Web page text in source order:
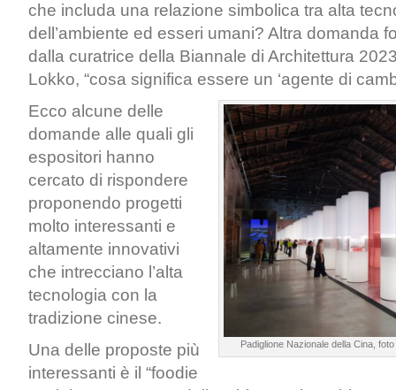
che includa una relazione simbolica tra alta
dell’ambiente ed esseri umani? Altra domanda
dalla curatrice della Biannale di Architettura
Lokko, “cosa significa essere un ‘agente di
Padiglione Nazionale della Cina,
Ecco alcune delle
domande alle quali gli
espositori hanno
cercato di rispondere
proponendo progetti
molto interessanti e
altamente innovativi
che intrecciano l’alta
tecnologia con la
tradizione cinese.
Una delle proposte più
interessanti è il “foodie